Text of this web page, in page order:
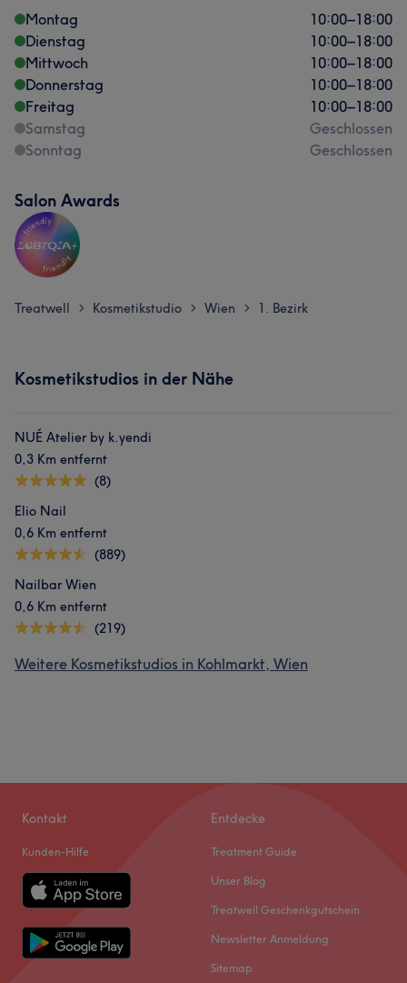
Montag
10:00–18:00
Dienstag
10:00–18:00
Mittwoch
10:00–18:00
Donnerstag
10:00–18:00
Freitag
10:00–18:00
Samstag
Geschlossen
Sonntag
Geschlossen
Salon Awards
Treatwell > Kosmetikstudio > Wien > 1. Bezirk
Kosmetikstudios in der Nähe
NUÉ Atelier by k.yendi
0,3 Km entfernt
(8)
Elio Nail
0,6 Km entfernt
(889)
Nailbar Wien
0,6 Km entfernt
(219)
Weitere Kosmetikstudios in Kohlmarkt, Wien
Kontakt
Kunden-Hilfe
Entdecke
Treatment Guide
Unser Blog
Treatwell Geschenkgutschein
Newsletter Anmeldung
Sitemap